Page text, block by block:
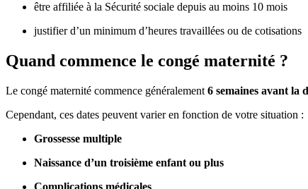
être affiliée à la Sécurité sociale depuis au moins 10 mois
justifier d’un minimum d’heures travaillées ou de cotisations
Quand commence le congé maternité ?
Le congé maternité commence généralement 6 semaines avant la
Cependant, ces dates peuvent varier en fonction de votre situation :
Grossesse multiple
Naissance d’un troisième enfant ou plus
Complications médicales